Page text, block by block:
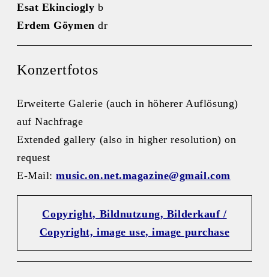
Esat Ekinciogly b
Erdem Göymen dr
Konzertfotos
Erweiterte Galerie (auch in höherer Auflösung)
auf Nachfrage
Extended gallery (also in higher resolution) on
request
E-Mail:music.on.net.magazine@gmail.com
Copyright, Bildnutzung, Bilderkauf /
Copyright, image use, image purchase